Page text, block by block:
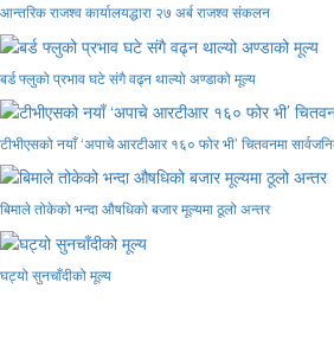
आन्तरिक राजश्व कार्यालयद्धारा २७ अर्ब राजश्व संकलन
बर्ड फ्लुको प्रभाव घटे संगै वढ्न थाल्यो अण्डाको मूल्य
टीभीएसको नयाँ ‘अपाचे आरटीआर १६० फोर भी’ चितवनमा
बिमाले तोकेको भन्दा औषधिको बजार मूल्यमा ठूलो अन्तर
घट्यो सुनचाँदीको मूल्य